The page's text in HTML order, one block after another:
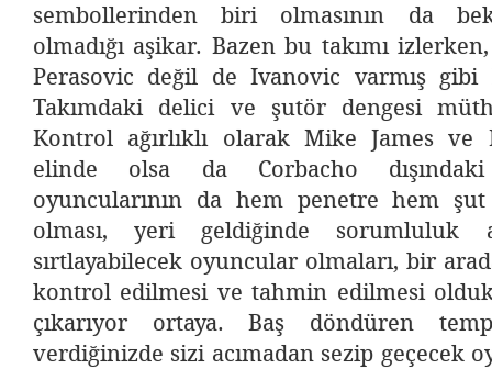
sembollerinden biri olmasının da
olmadığı aşikar. Bazen bu takımı izlerken,
Perasovic değil de Ivanovic varmış gibi
Takımdaki delici ve şutör dengesi
Kontrol ağırlıklı olarak Mike James ve
elinde olsa da Corbacho
oyuncularının da hem penetre hem
olması, yeri geldiğinde sorumluluk
sırtlayabilecek oyuncular olmaları, bir
kontrol edilmesi ve tahmin edilmesi
çıkarıyor ortaya. Baş döndüren
verdiğinizde sizi acımadan sezip geçecek